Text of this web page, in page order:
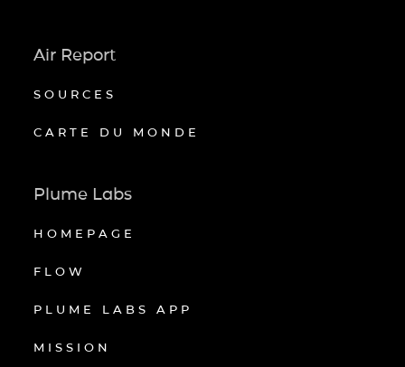
Air Report
SOURCES
CARTE DU MONDE
Plume Labs
HOMEPAGE
FLOW
PLUME LABS APP
MISSION